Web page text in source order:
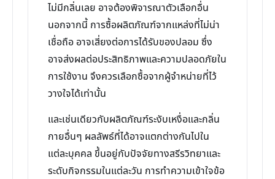
ไม่มีกลิ่นเลย อาจต้องพิจารณาตัวเลือกอื่น
นอกจากนี้ การซื้อผลิตภัณฑ์จากแหล่งที่ไม่น่า
เชื่อถือ อาจเสี่ยงต่อการได้รับของปลอม ซึ่ง
อาจส่งผลต่อประสิทธิภาพและความปลอดภัยใน
การใช้งาน จึงควรเลือกซื้อจากผู้จำหน่ายที่ไว้
วางใจได้เท่านั้น
และเช่นเดียวกับผลิตภัณฑ์ระงับเหงื่อและกลิ่น
กายอื่นๆ ผลลัพธ์ที่ได้อาจแตกต่างกันไปใน
แต่ละบุคคล ขึ้นอยู่กับปัจจัยทางสรีรวิทยาและ
ระดับกิจกรรมในแต่ละวัน การทำความเข้าใจข้อ